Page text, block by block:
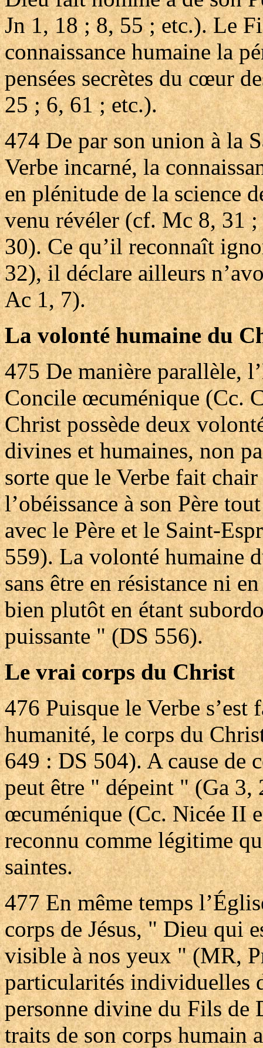
Jn 1, 18 ; 8, 55 ; etc.). Le
connaissance humaine la
pensées secrètes du cœur
25 ; 6, 61 ; etc.).
474 De par son union à la
Verbe incarné, la
en plénitude de la science
venu révéler (cf. Mc 8, 31
30). Ce qu’il reconnaît
32), il déclare ailleurs
Ac 1, 7).
La volonté humaine du
475 De manière parallèle,
Concile œcuménique (Cc.
Christ possède deux
divines et humaines, non
sorte que le Verbe fait
l’obéissance à son Père
avec le Père et le Saint-
559). La volonté humaine
sans être en résistance ni
bien plutôt en étant
puissante " (DS 556).
Le vrai corps du Christ
476 Puisque le Verbe
humanité, le corps du
649 : DS 504). A cause de
peut être " dépeint " (Ga
œcuménique (Cc. Nicée II
reconnu comme légitime
saintes.
477 En même temps
corps de Jésus, " Dieu qui
visible à nos yeux " (MR,
particularités individuelles
personne divine du Fils de
traits de son corps humain